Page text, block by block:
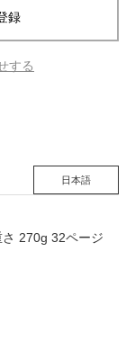
する
日本語
270g 32ページ